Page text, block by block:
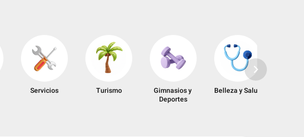
Servicios Turismo
Gimnasios y
Deportes
Belleza y Salud
keyboard_arrow_right